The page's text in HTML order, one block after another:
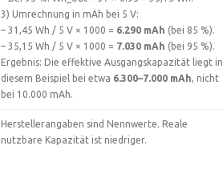
3) Umrechnung in mAh bei 5 V:
– 31,45 Wh / 5 V × 1000 = 6.290 mAh (bei 85 %).
– 35,15 Wh / 5 V × 1000 = 7.030 mAh (bei 95 %).
Ergebnis: Die effektive Ausgangskapazität liegt in
diesem Beispiel bei etwa 6.300–7.000 mAh, nicht
bei 10.000 mAh.
Herstellerangaben sind Nennwerte. Reale
nutzbare Kapazität ist niedriger.